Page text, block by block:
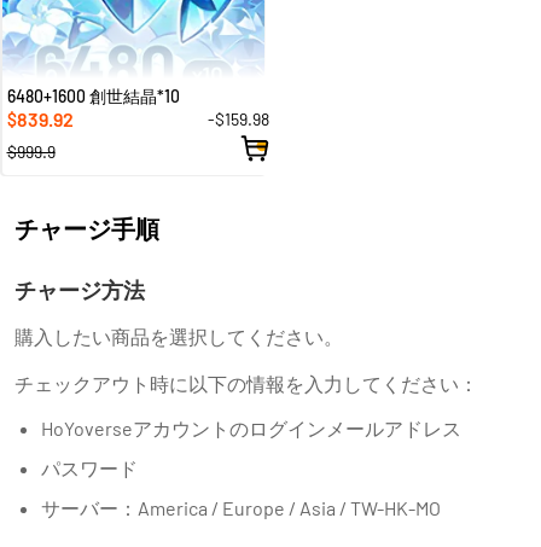
6480+1600 創世結晶*10
$839.92
-$159.98
$999.9
チャージ手順
チャージ方法
購入したい商品を選択してください。
チェックアウト時に以下の情報を入力してください：
HoYoverseアカウントのログインメールアドレス
パスワード
サーバー：America / Europe / Asia / TW-HK-MO